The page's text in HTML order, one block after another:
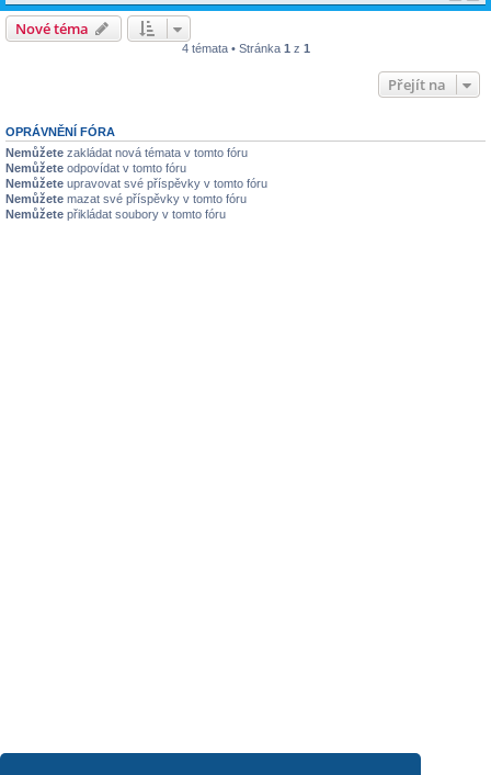
Nové téma
4 témata • Stránka 1 z 1
Přejít na
OPRÁVNĚNÍ FÓRA
Nemůžete zakládat nová témata v tomto fóru
Nemůžete odpovídat v tomto fóru
Nemůžete upravovat své příspěvky v tomto fóru
Nemůžete mazat své příspěvky v tomto fóru
Nemůžete přikládat soubory v tomto fóru